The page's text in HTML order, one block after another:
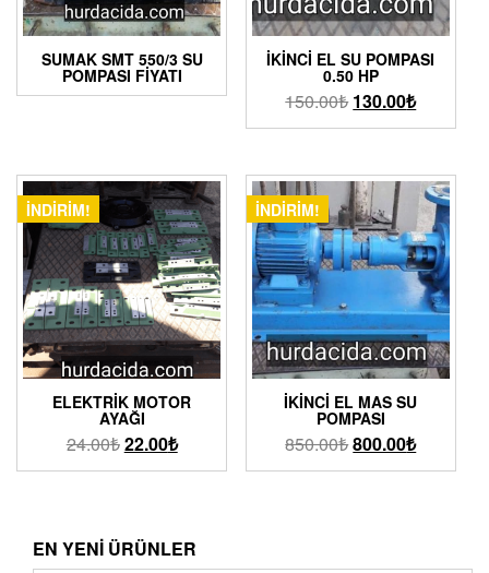
SUMAK SMT 550/3 SU
POMPASI FIYATI
İKINCI EL SU POMPASI
0.50 HP
150.00₺ 130.00₺
İNDIRIM!
ELEKTRIK MOTOR
AYAĞI
24.00₺22.00₺
İNDIRIM!
İKINCI EL MAS SU
POMPASI
850.00₺800.00₺
EN YENI ÜRÜNLER